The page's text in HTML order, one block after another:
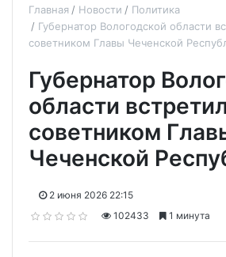
Главная Новости
Политика
Губернатор Вологодской области
советником Главы Чеченской
Губернатор
области
советником
Чеченской
2 июня 2026 22:15
102433
1 минута